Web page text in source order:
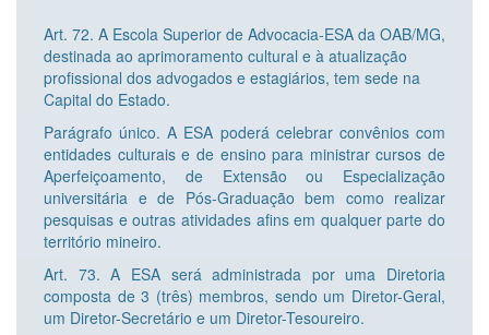
Art. 72. A Escola Superior de Advocacia-ESA da OAB/MG,
destinada ao aprimoramento cultural e à atualização
profissional dos advogados e estagiários, tem sede na
Capital do Estado.
Parágrafo único. A ESA poderá celebrar convênios com
entidades culturais e de ensino para ministrar cursos de
Aperfeiçoamento, de Extensão ou Especialização
universitária e de Pós-Graduação bem como realizar
pesquisas e outras atividades afins em qualquer parte do
território mineiro.
Art. 73. A ESA será administrada por uma Diretoria
composta de 3 (três) membros, sendo um Diretor-Geral,
um Diretor-Secretário e um Diretor-Tesoureiro.